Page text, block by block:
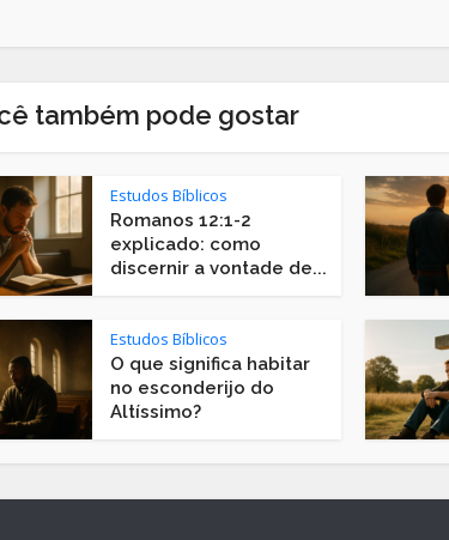
também pode gostar
Estudos Bíblicos
Romanos 12:1-2
explicado: como
discernir a vontade de...
Estudos Bíblicos
O que significa habitar
no esconderijo do
Altíssimo?